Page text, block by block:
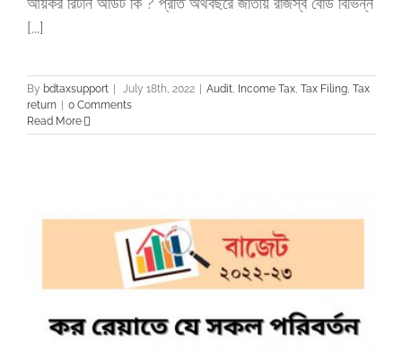
[...]
By bdtaxsupport | July 18th, 2022 | Audit Income Tax Tax Filing Tax
return | 0 Comments
Read More